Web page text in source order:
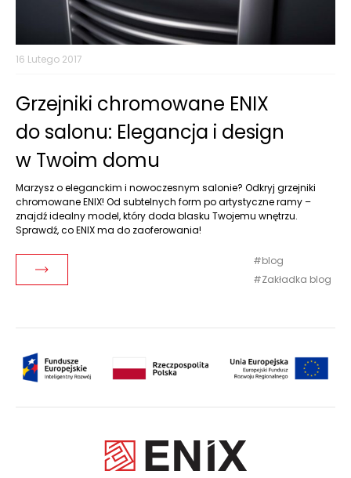
16 Lutego 2017
Grzejniki chromowane ENIX
do salonu: Elegancja i design
w Twoim domu
Marzysz o eleganckim i nowoczesnym salonie? Odkryj grzejniki
chromowane ENIX! Od subtelnych form po artystyczne ramy –
znajdź idealny model, który doda blasku Twojemu wnętrzu.
Sprawdź, co ENIX ma do zaoferowania!
Czytaj dalej
blog
Zakładka blog